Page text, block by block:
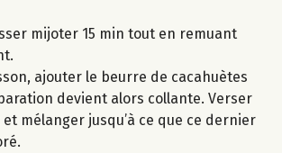
mijoter 15 min tout en remuant
ajouter le beurre de cacahuètes
devient alors collante. Verser
mélanger jusqu’à ce que ce dernier